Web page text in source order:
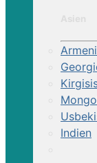
Indien